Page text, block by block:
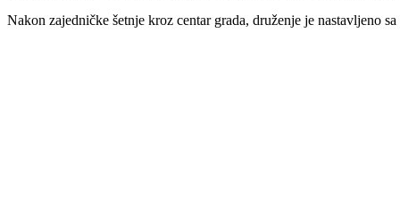
Nakon zajedničke šetnje kroz centar grada, druženje je nastavljeno